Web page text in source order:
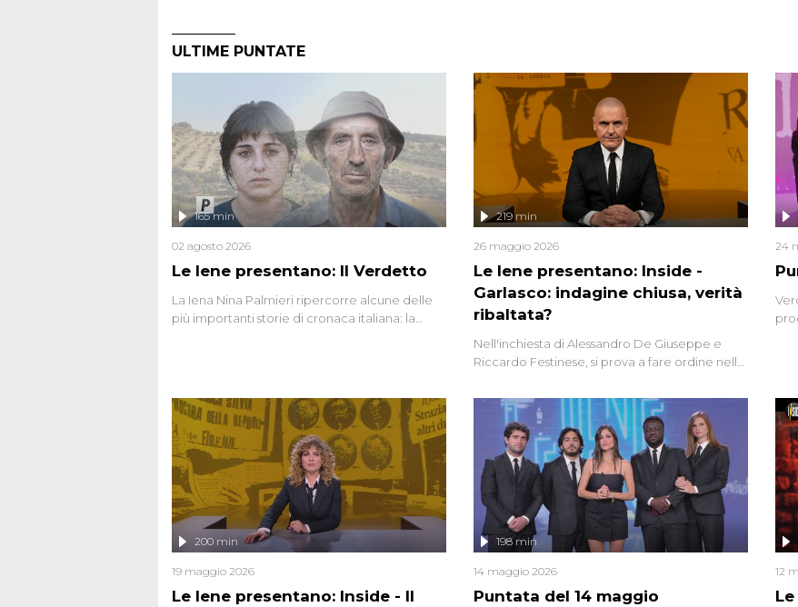
ULTIME PUNTATE
Le Iene presentano: Il Verdetto
165 min
02 agosto 2026
La Iena Nina Palmieri ripercorre alcune delle
più importanti storie di cronaca italiana: la
Le Iene presentano: Inside -
Garlasco: indagine chiusa, verità
ribaltata?
219 min
26 maggio 2026
Nell'inchiesta di Alessandro De Giuseppe e
Riccardo Festinese, si prova a fare ordine nella
continuano a emergere attorno a una delle
vicende giudiziarie più discusse degli ultimi
anni. Lo speciale ricostruisce la vicenda
mettendo in fila testimonianze, errori, dettagli
controversi e i protagonisti di un'indagine che
sembra non avere fine.
24
Le Iene presentano: Inside - Il
200 min
19 maggio 2026
Puntata del 14 maggio
198 min
14 maggio 2026 12